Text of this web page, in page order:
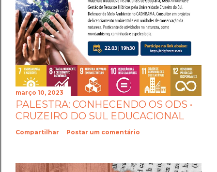
março 10, 2023
PALESTRA: CONHECENDO OS ODS •
CRUZEIRO DO SUL EDUCACIONAL
Compartilhar Postar um comentário